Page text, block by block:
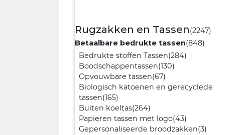
Rugzakken en Tassen(2247)
Betaalbare bedrukte tassen(848)
Bedrukte stoffen Tassen(284)
Boodschappentassen(130)
Opvouwbare tassen(67)
Biologisch katoenen en gerecyclede
tassen(165)
Buiten koeltas(264)
Papieren tassen met logo(43)
Gepersonaliseerde broodzakken(3)